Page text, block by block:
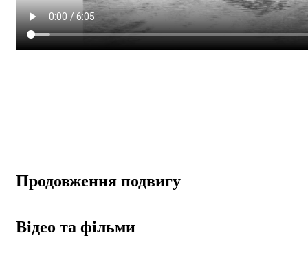
Продовження подвигу
Відео та фільми